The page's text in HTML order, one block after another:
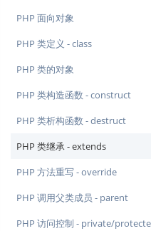
PHP 面向对象
PHP 类定义 - class
PHP 类的对象
PHP 类构造函数 - construct
PHP 类析构函数 - destruct
PHP 类继承 - extends
PHP 方法重写 - override
PHP 调用父类成员 - parent
PHP 访问控制 - private/